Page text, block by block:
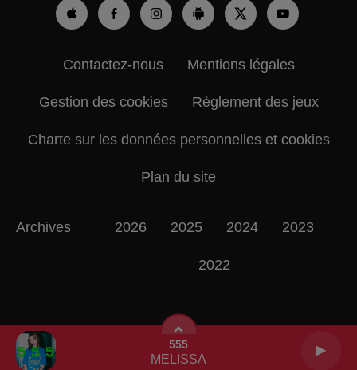
555
MELISSA
Contactez-nous Mentions légales
Gestion des cookies Règlement des jeux
Charte sur les données personnelles et cookies
Plan du site
Archives 2026 2025 2024 2023
2022